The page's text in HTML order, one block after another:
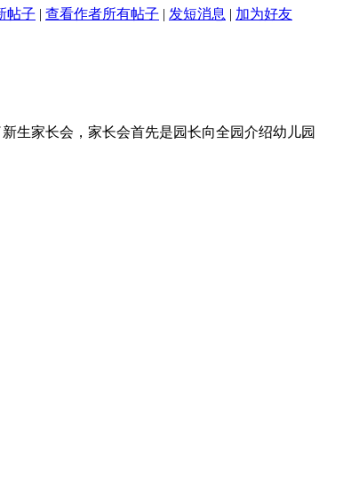
帖子 | 查看作者所有帖子 | 发短消息 | 加为好友
生家长会，家长会首先是园长向全园介绍幼儿园